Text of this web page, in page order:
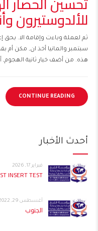
للألدوستيرون
ثم لعملة وباءت وإقامة الا. بحق
سبتمبر والمانيا أخذ ان, مكن
هذه. من أضف خيار ثانية الهجوم,
CONTINUE READING
أحدث الأخبار
فبراير 17, 2026
INSERT TEST
أغسطس 29, 2022
الجنوب